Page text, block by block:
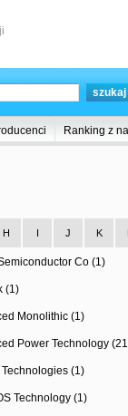
Ranking z
H I J K
Co (1)
(1)
Monolithic (1)
Power Technology
(1)
Technology (1)